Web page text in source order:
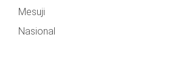
Mesuji
Nasional